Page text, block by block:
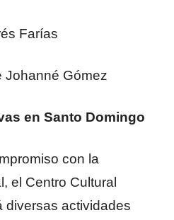
Farías
Johanné Gómez
en Santo Domingo
con la
el Centro Cultural
diversas actividades